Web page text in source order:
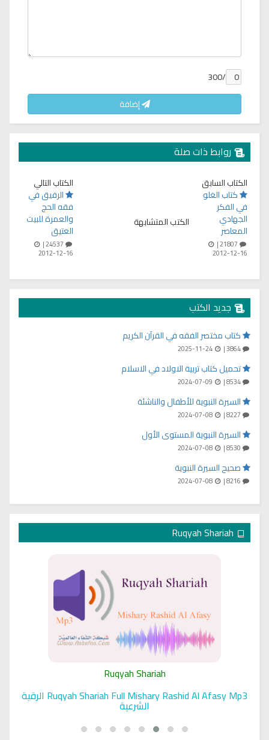
/300
إضافة
روابط ذات صلة
الكتاب السابق
كتاب الغلو
في الفكر
الجهادي
المعاصر
2012-12-16
الكتب المتشابهة
الكتاب التالي
الرفيق في
فقه الحج
والعمرة للبيت
العتيق
2012-12-16
جديد الكتب
كتاب مختصر الفقه في القرآن الكريم
3864 |
2025-11-24
تحميل كتاب تربية الاولاد في الاسلام
8534 |
السيرة النبوية للأطفال والناشئة
2024-07-08
السيرة النبوية المستوى الأول
2024-07-08
صحيح السيرة النبوية
2024-07-08
Ruqyah Shariah
Ruqyah Shariah Full Mishary Rashid Al Afasy Mp3 الرقية
الشرعية